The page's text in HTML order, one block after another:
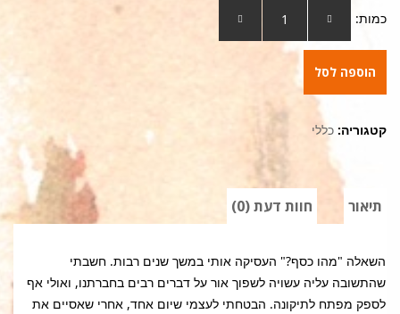
כמות:
הוספה לסל
קטגוריה: כללי
תיאור חוות דעת (0)
השאלה "מהו כסף?" העסיקה אותי במשך שנים רבות. חשבתי
שהתשובה עליה עשויה לשפוך אור על דברים רבים בחברתנו, ואולי אף
לספק מפתח לתיקונה. הבטחתי לעצמי שיום אחד, אחרי שאסיים את